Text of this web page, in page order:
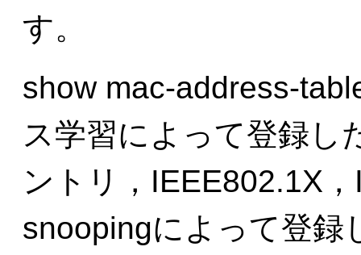
す。
show mac-address-
ス学習によって登録し
ントリ，IEEE802.1X
snoopingによって登録